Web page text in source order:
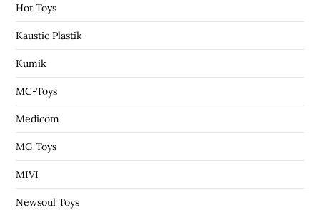
Hot Toys
Kaustic Plastik
Kumik
MC-Toys
Medicom
MG Toys
MIVI
Newsoul Toys